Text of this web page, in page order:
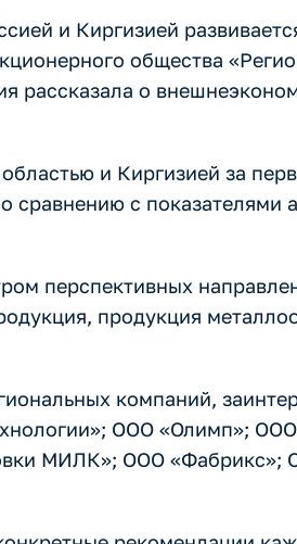
и Киргизией
общества
рассказала о
и Киргизией за
с показателями
перспективных
продукция
компаний,
ООО «Олимп»;
МИЛК»; ООО «Фабрикс»;